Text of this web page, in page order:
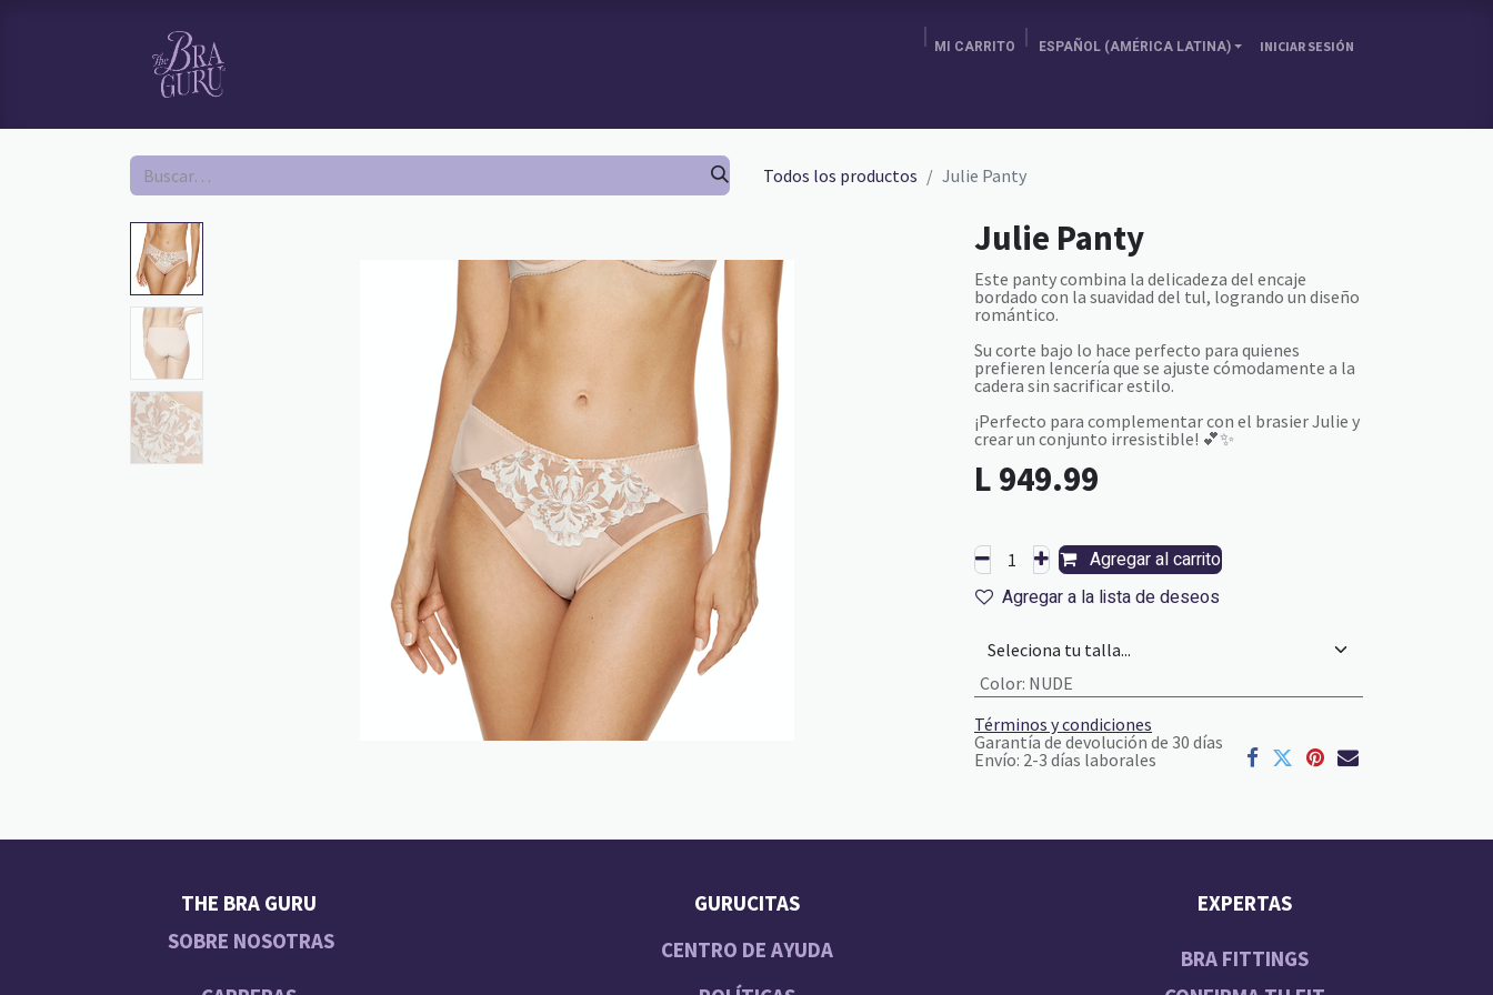
MI CARRITO ESPAÑOL (AMÉRICA LATINA) INICIAR SESIÓN
Todos los productos Julie Panty
Julie Panty
Este panty combina la delicadeza del encaje
bordado con la suavidad del tul, logrando un diseño
romántico.
Su corte bajo lo hace perfecto para quienes
prefieren lencería que se ajuste cómodamente a la
cadera sin sacrificar estilo.
¡Perfecto para complementar con el brasier Julie y
crear un conjunto irresistible! 💕✨
L 949.99
Agregar al carrito
Agregar a la lista de deseos
Color: NUDE
Términos y condiciones
Garantía de devolución de 30 días
Envío: 2-3 días laborales
THE BRA GURU
SOBRE NOSOTRAS
GURUCITAS
CENTRO DE AYUDA
EXPERTAS
BRA FITTINGS